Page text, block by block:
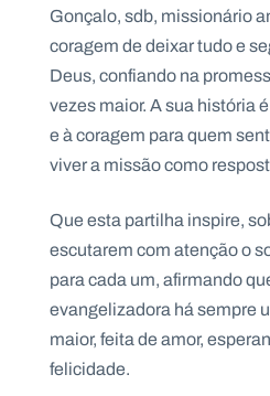
Gonçalo, sdb, missionário
coragem de deixar tudo e
Deus, confiando na
vezes maior. A sua história
e à coragem para quem
viver a missão como
Que esta partilha inspire,
escutarem com atenção o
para cada um, afirmando
evangelizadora há sempre
maior, feita de amor,
felicidade.
O
T
A
L
N
C
O
S
a
l
e
s
i
a
n
o